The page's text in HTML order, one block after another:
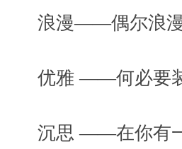
浪漫——偶尔浪漫一
优雅 ——何必要装
沉思 ——在你有一